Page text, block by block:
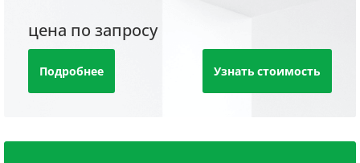
цена по запросу
Подробнее Узнать стоимость